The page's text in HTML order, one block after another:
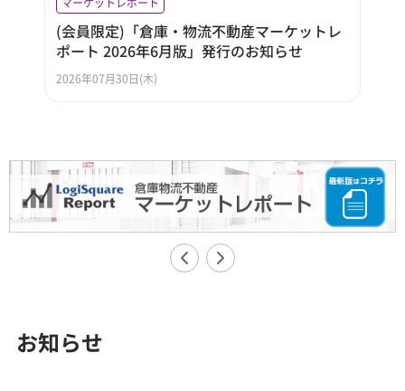
(会員限定)「倉庫・物流不動産マーケットレ
ポート 2026年6月版」発行のお知らせ
2026年07月30日(木)
お知らせ